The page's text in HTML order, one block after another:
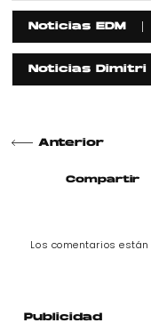
Noticias EDM
Noticias Dimitri
Anterior
Compartir
Los comentarios
Publicidad